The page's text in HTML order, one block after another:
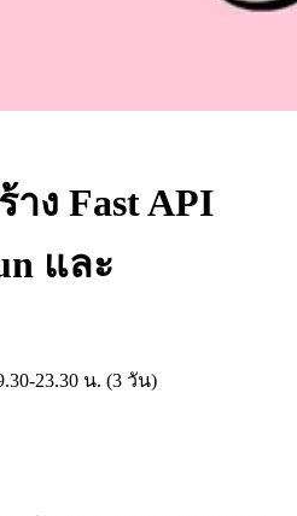
าง Fast API
และ
23.30 น. (3 วัน)